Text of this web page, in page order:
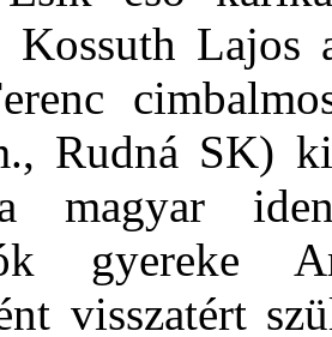
Kossuth Lajos
Rudná SK)
magyar
gyereke
visszatért